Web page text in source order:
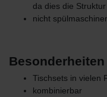
da dies die
nicht
Besonderheiten
Tischsets in vielen
kombinierbar